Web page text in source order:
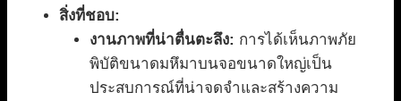
สิ่งที่ชอบ:
งานภาพที่น่าตื่นตะลึง: การได้เห็นภาพภัย
พิบัติขนาดมหึมาบนจอขนาดใหญ่เป็น
ประสบการณ์ที่น่าจดจำและสร้างความ